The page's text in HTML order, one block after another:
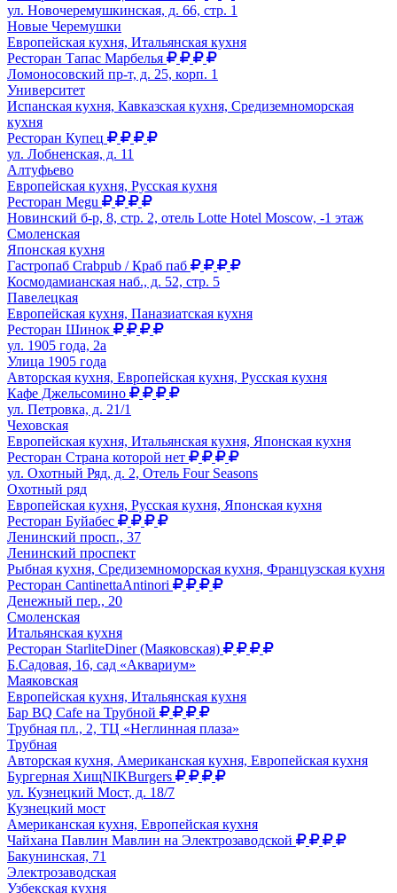
ул. Новочеремушкинская, д. 66, стр. 1
Новые Черемушки
Европейская кухня, Итальянская кухня
Ресторан Тапас Марбелья
Ломоносовский пр-т, д. 25, корп. 1
Университет
Испанская кухня, Кавказская кухня, Средиземноморская
кухня
Ресторан Купец
ул. Лобненская, д. 11
Алтуфьево
Европейская кухня, Русская кухня
Ресторан Megu
Новинский б-р, 8, стр. 2, отель Lotte Hotel Moscow, -1 этаж
Смоленская
Японская кухня
Гастропаб Crabpub / Краб паб
Космодамианская наб., д. 52, стр. 5
Павелецкая
Европейская кухня, Паназиатская кухня
Ресторан Шинок
ул. 1905 года, 2а
Улица 1905 года
Авторская кухня, Европейская кухня, Русская кухня
Кафе Джельсомино
ул. Петровка, д. 21/1
Чеховская
Европейская кухня, Итальянская кухня, Японская кухня
Ресторан Страна которой нет
ул. Охотный Ряд, д. 2, Отель Four Seasons
Охотный ряд
Европейская кухня, Русская кухня, Японская кухня
Ресторан Буйабес
Ленинский просп., 37
Ленинский проспект
Рыбная кухня, Средиземноморская кухня, Французская кухня
Ресторан CantinettaAntinori
Денежный пер., 20
Смоленская
Итальянская кухня
Ресторан StarliteDiner (Маяковская)
Б.Садовая, 16, сад «Аквариум»
Маяковская
Европейская кухня, Итальянская кухня
Бар BQ Cafe на Трубной
Трубная пл., 2, ТЦ «Неглинная плаза»
Трубная
Авторская кухня, Американская кухня, Европейская кухня
Бургерная ХищNIKBurgers
ул. Кузнецкий Мост, д. 18/7
Кузнецкий мост
Американская кухня, Европейская кухня
Чайхана Павлин Мавлин на Электрозаводской
Бакунинская, 71
Электрозаводская
Узбекская кухня